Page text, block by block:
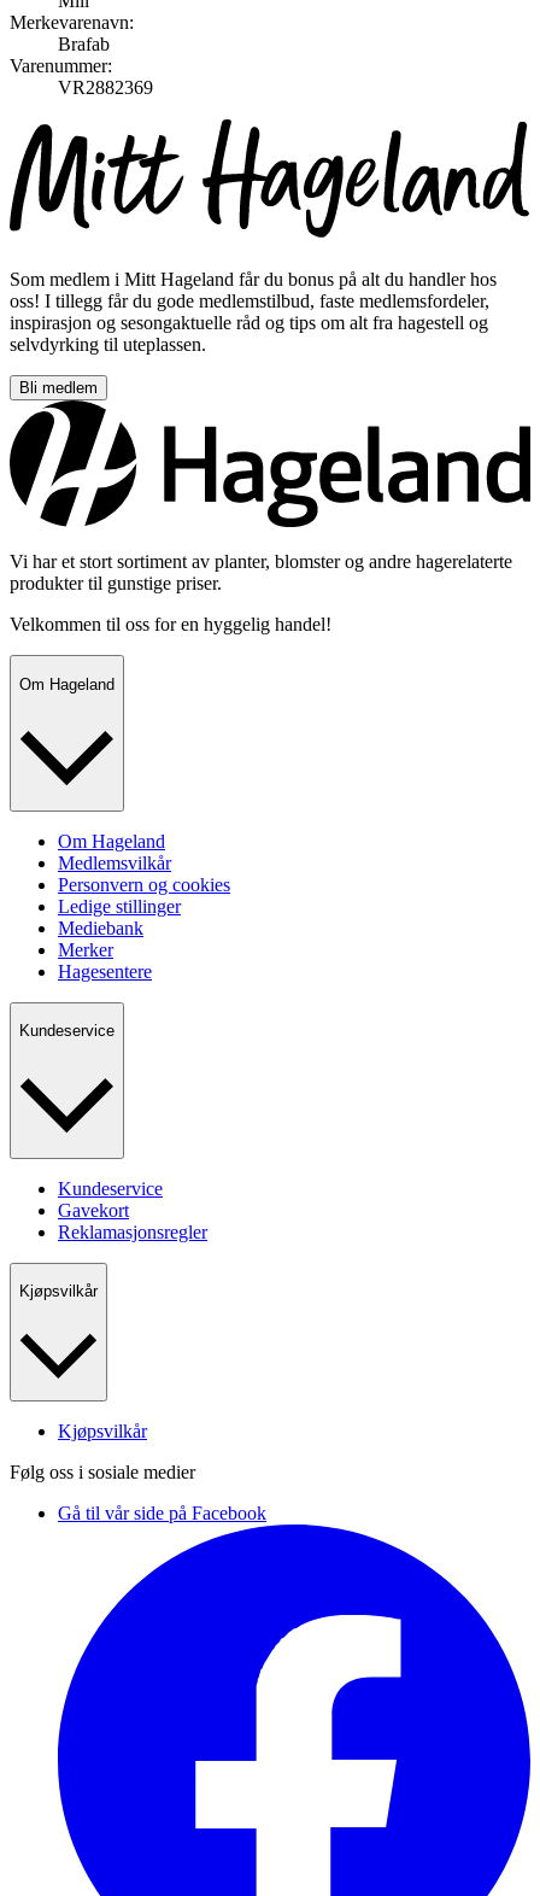
Merkevarenavn:
Brafab
Varenummer:
VR2882369
Som medlem i Mitt Hageland får du bonus på alt du handler hos
oss! I tillegg får du gode medlemstilbud, faste medlemsfordeler,
inspirasjon og sesongaktuelle råd og tips om alt fra hagestell og
selvdyrking til uteplassen.
Bli medlem
Vi har et stort sortiment av planter, blomster og andre hagerelaterte
produkter til gunstige priser.
Velkommen til oss for en hyggelig handel!
Om Hageland
Om Hageland
Medlemsvilkår
Personvern og cookies
Ledige stillinger
Mediebank
Merker
Hagesentere
Kundeservice
Kundeservice
Gavekort
Reklamasjonsregler
Kjøpsvilkår
Kjøpsvilkår
Følg oss i sosiale medier
Gå til vår side på Facebook